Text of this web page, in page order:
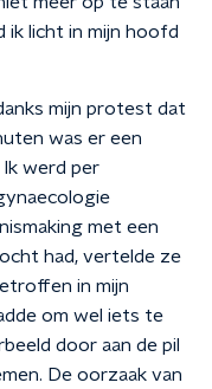
ik licht in mijn hoofd
mijn protest dat
was er een
Ik werd per
met een
had, vertelde ze
in mijn
om wel iets te
door aan de pil
De oorzaak van